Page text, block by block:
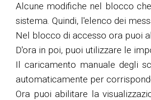
Alcune modifiche nel blocco
sistema. Quindi, l'elenco dei
Nel blocco di accesso ora puoi
D'ora in poi, puoi utilizzare le
Il caricamento manuale degli
automaticamente per
Ora puoi abilitare la